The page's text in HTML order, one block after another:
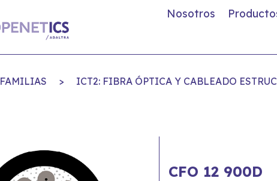
Nosotros
FAMILIAS > ICT2: FIBRA ÓPTICA Y CABLEADO
CFO 12 900D